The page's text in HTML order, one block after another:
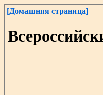
[Домашняя страница]